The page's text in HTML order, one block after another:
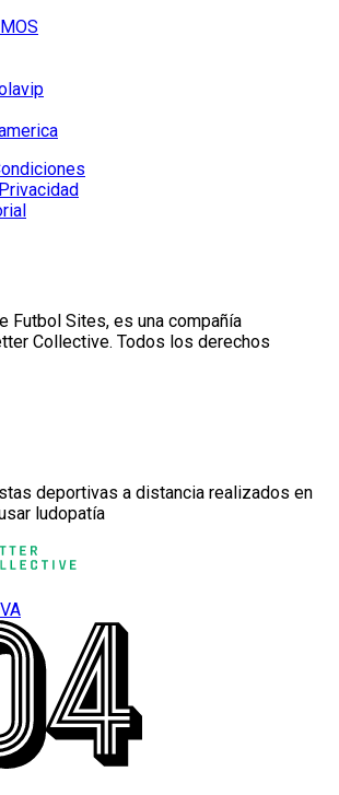
Futbol Sites, es una compañía
Collective. Todos los derechos
deportivas a distancia realizados en
ludopatía